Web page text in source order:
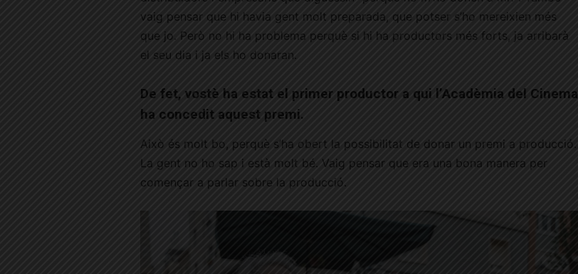
vaig pensar que hi havia gent molt preparada, que potser s’ho mereixien més
que jo. Però no hi ha problema perquè si hi ha productors més forts, ja arribarà
el seu dia i ja els ho donaran.
De fet, vostè ha estat el primer productor a qui l’Acadèmia del Cinema
ha concedit aquest premi.
Això és molt bo, perquè s’ha obert la possibilitat de donar un premi a producció.
La gent no ho sap i està molt bé. Vaig pensar que era una bona manera per
començar a parlar sobre la producció.